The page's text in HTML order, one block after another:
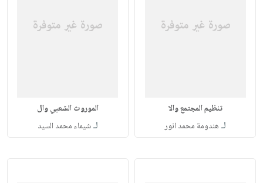
تنظيم المجتمع والا
لـ هندومة محمد انور
الموروث الشعبي وال
لـشيماء محمد السيد